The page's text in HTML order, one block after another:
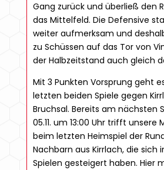
Gang zurück und überließ den
das Mittelfeld. Die Defensive
weiter aufmerksam und
zu Schüssen auf das Tor von
der Halbzeitstand auch gleich
Mit 3 Punkten Vorsprung geht
letzten beiden Spiele gegen
Bruchsal. Bereits am nächsten
05.11. um 13:00 Uhr trifft unsere
beim letzten Heimspiel der
Nachbarn aus Kirrlach, die sich
Spielen gesteigert haben. Hier